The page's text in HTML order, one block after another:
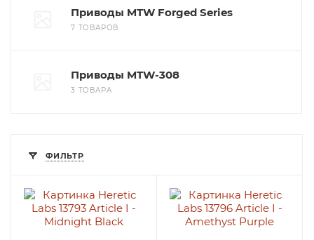
Приводы MTW Forged Series
7 ТОВАРОВ
Приводы MTW-308
3 ТОВАРА
ФИЛЬТР